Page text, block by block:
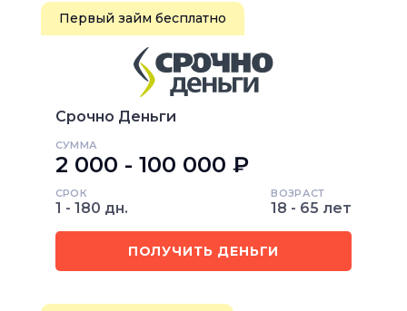
Первый займ бесплатно
Срочно Деньги
СУММА
2 000 - 100 000 ₽
СРОК
1 - 180 дн.
ВОЗРАСТ
18 - 65 лет
ПОЛУЧИТЬ ДЕНЬГИ